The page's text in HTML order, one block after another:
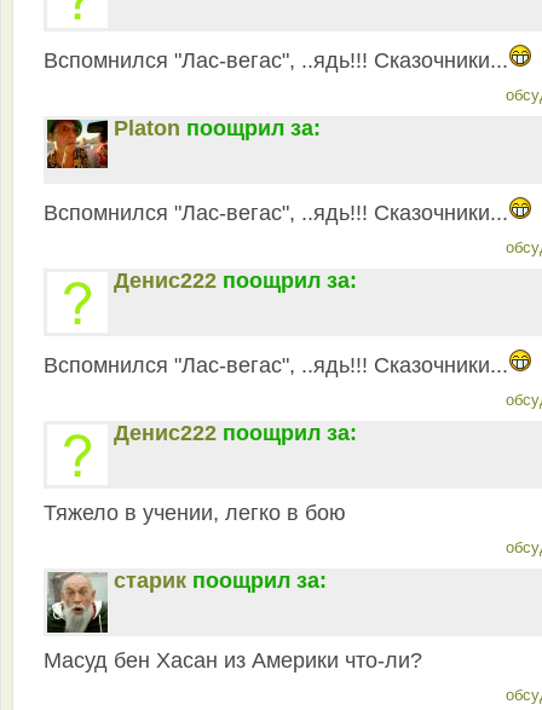
Вспомнился "Лас-вегас", ..ядь!!! Сказочники...
Platon поощрил за:
Вспомнился "Лас-вегас", ..ядь!!! Сказочники...
Денис222 поощрил за:
Вспомнился "Лас-вегас", ..ядь!!! Сказочники...
Денис222 поощрил за:
Тяжело в учении, легко в бою
старик поощрил за:
Масуд бен Хасан из Америки что-ли?